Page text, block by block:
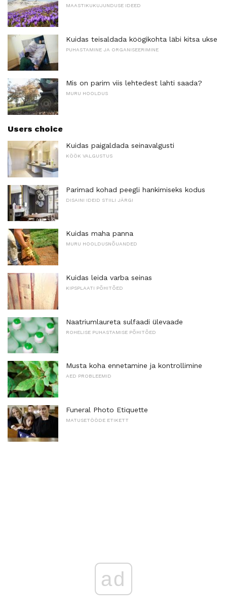
MAASTIKUKUJUNDUSE IDEED
Kuidas teisaldada köögikohta läbi kitsa ukse
PUHASTAMINE JA ORGANISEERIMINE
Mis on parim viis lehtedest lahti saada?
MURU HOOLDUS
Users choice
Kuidas paigaldada seinavalgusti
KÖÖK VALGUSTUS
Parimad kohad peegli hankimiseks kodus
DISAINI IDEID STIILI JÄRGI
Kuidas maha panna
MURU HOOLDUSNÕUANDED
Kuidas leida varba seinas
KIPSPLAATI PÕHITÕED
Naatriumlaureta sulfaadi ülevaade
ROHELISE PUHASTAMISE PÕHITÕED
Musta koha ennetamine ja kontrollimine
AED PROBLEEMID
Funeral Photo Etiquette
MATUSETÖÖDE ETIKETT
ad